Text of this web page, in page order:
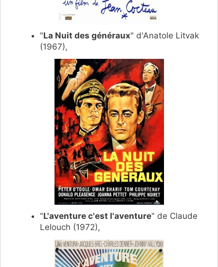
"La Nuit des généraux" d'Anatole Litvak
(1967),
"L'aventure c'est l'aventure" de Claude
Lelouch (1972),